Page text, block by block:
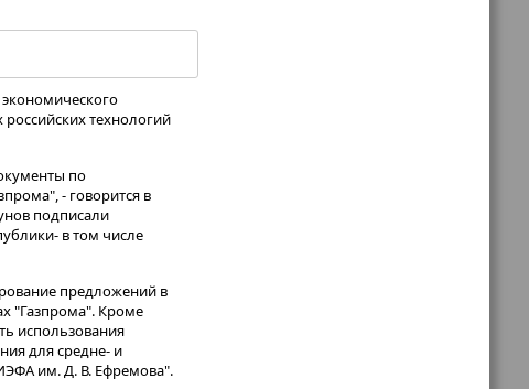
технологий
по
- говорится в
подписали
в том числе
предложений в
"Газпрома". Кроме
использования
для средне- и
им. Д. В. Ефремова".